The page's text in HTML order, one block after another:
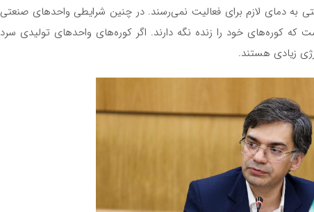
به دمای لازم برای فعالیت نمی‌رسند. در چنین شرایطی واحدهای صنعتی
که کوره‌های خود را زنده نگه دارند. اگر کوره‌های واحدهای تولیدی سرد
زیادی هستند.